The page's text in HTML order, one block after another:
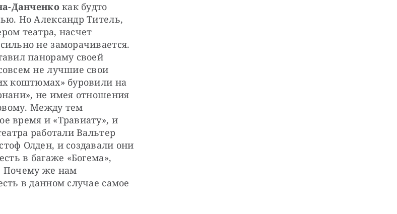
Данченко как будто
Но Александр Титель,
театра, насчет
не заморачивается.
панораму своей
не лучшие свои
коштюмах» буровили на
не имея отношения
Между тем
время и «Травиату», и
работали Вальтер
Олден, и создавали они
в багаже «Богема»,
Почему же нам
в данном случае самое